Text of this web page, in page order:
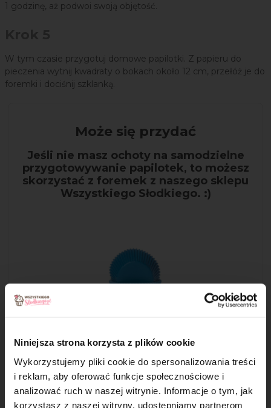
Niniejsza strona korzysta z plików cookie
Wykorzystujemy pliki cookie do spersonalizowania treści
i reklam, aby oferować funkcje społecznościowe i
analizować ruch w naszej witrynie. Informacje o tym, jak
korzystasz z naszej witryny, udostępniamy partnerom
1 godzinę, aż podwoi swoją objętość.
W tym czasie przygotuj domowe papilotki. Z papieru do
pieczenia wytnij kwadraty o bokach około 12 cm, przełóż je do
foremki i dociśnij szklanką.
Może się przydać
Jeśli nie masz ochoty na samodzielne
przygotowywanie papilotek, to możesz
skorzystać z foremek z naszego sklepu
Wszystkiego Słodkiego. :)
Krok 6
Wyrośnięte ciasto bardzo delikatnie wymieszaj z pokrojoną
czekoladą i żurawiną, po czym nakładaj je łyżką do każdej
×